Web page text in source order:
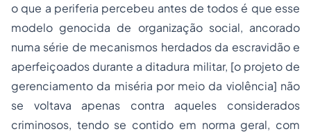
o que a periferia percebeu antes de todos é que esse
modelo genocida de organização social, ancorado
numa série de mecanismos herdados da escravidão e
aperfeiçoados durante a ditadura militar, [o projeto de
gerenciamento da miséria por meio da violência] não
se voltava apenas contra aqueles considerados
criminosos, tendo se contido em norma geral, com